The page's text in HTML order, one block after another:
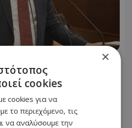
τη νέα άτυπη
θέματα έθεσε ο
×
cookies
cookies για να
το περιεχόμενο, τις
να αναλύσουμε την